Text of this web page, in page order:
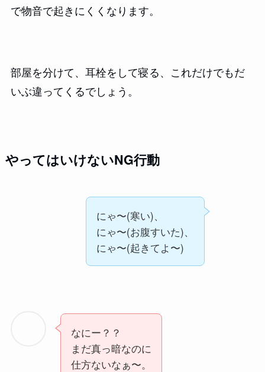
で物音で起きにくくなります。
部屋を分けて、耳栓をして寝る、これだけでもだ
いぶ違ってくるでしょう。
やってはいけないNG行動
にゃ〜(寒い)、
にゃ〜(お腹すいた)、
にゃ〜(起きてよ〜)
なにー？？
まだ真っ暗なのに
仕方ないなぁ〜。